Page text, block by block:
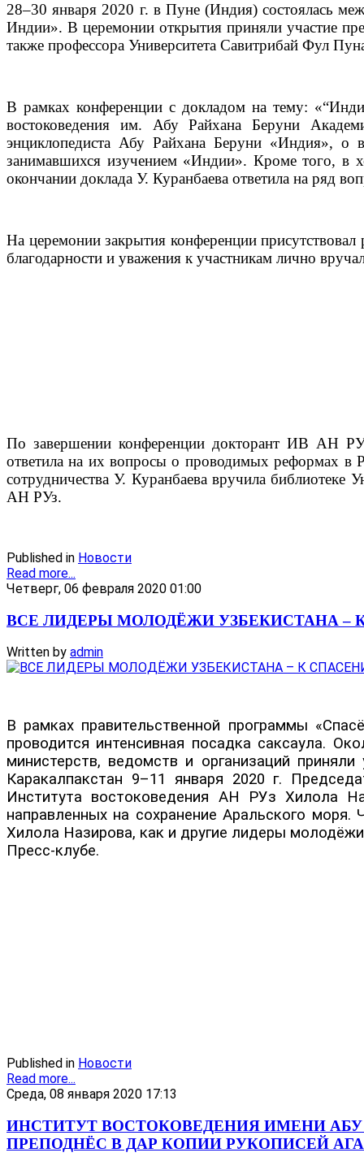
28–30 января 2020 г. в Пуне (Индия) состоялась
Индии». В церемонии открытия приняли участие
также профессора Университета Савитрибай Фул
В рамках конференции с докладом на тему:
востоковедения им. Абу Райхана Беруни
энциклопедиста Абу Райхана Беруни «Индия», о
занимавшихся изучением «Индии». Кроме того, в
окончании доклада У. Куранбаева ответила на ряд
На церемонии закрытия конференции
благодарности и уважения к участникам лично
По завершении конференции докторант ИВ АН РУз
ответила на их вопросы о проводимых реформах в
сотрудничества У. Куранбаева вручила библиотеке
АН РУз.
Published in Новости
Read more...
Четверг, 06 февраля 2020 01:00
ВСЕ ЛИДЕРЫ МОЛОДЁЖИ УЗБЕКИСТАНА –
Written by admin
В рамках правительственной программы
проводится интенсивная посадка саксаула.
министерств, ведомств и организаций
Каракалпакстан 9–11 января 2020 г.
Института востоковедения АН РУз Хилола
направленных на сохранение Аральского
Хилола Назирова, как и другие лидеры
Пресс-клубе.
Published in Новости
Read more...
Среда, 08 января 2020 17:13
ИНСТИТУТ ВОСТОКОВЕДЕНИЯ ИМЕНИ
ПРЕПОДНЁС В ДАР КОПИИ РУКОПИСЕЙ